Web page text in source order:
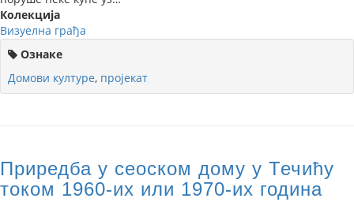
Колекција
Визуелна грађа
Ознаке
Домови културе, пројекат
Приредба у сеоском дому у Течићу
током 1960-их или 1970-их година